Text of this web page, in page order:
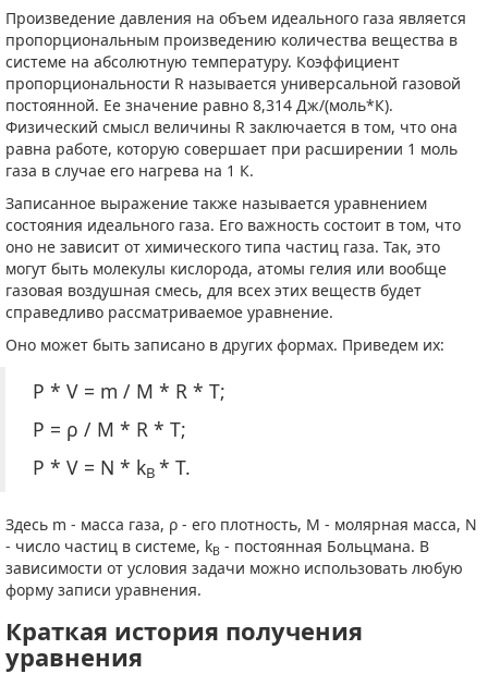
Произведение давления на объем идеального газа является
пропорциональным произведению количества вещества в
системе на абсолютную температуру. Коэффициент
пропорциональности R называется универсальной газовой
постоянной. Ее значение равно 8,314 Дж/(моль*К).
Физический смысл величины R заключается в том, что она
равна работе, которую совершает при расширении 1 моль
газа в случае его нагрева на 1 К.
Записанное выражение также называется уравнением
состояния идеального газа. Его важность состоит в том, что
оно не зависит от химического типа частиц газа. Так, это
могут быть молекулы кислорода, атомы гелия или вообще
газовая воздушная смесь, для всех этих веществ будет
справедливо рассматриваемое уравнение.
Оно может быть записано в других формах. Приведем их:
P * V = m / M * R * T;
P = ρ / M * R * T;
P * V = N * kB * T.
Здесь m - масса газа, ρ - его плотность, M - молярная масса, N
- число частиц в системе, kB - постоянная Больцмана. В
зависимости от условия задачи можно использовать любую
форму записи уравнения.
Краткая история получения
уравнения